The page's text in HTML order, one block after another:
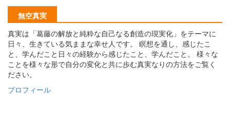
無空真実
真実は「葛藤の解放と純粋な自己なる創造の現実化」をテーマに
日々、生きている気ままな幸せ人です。 瞑想を通し、感じたこ
と、学んだこと日々の経験から感じたこと、学んだこと。 様々な
ことを様々な形で自分の変化と共に歩む真実なりの方法をご覧く
ださい。
プロフィール